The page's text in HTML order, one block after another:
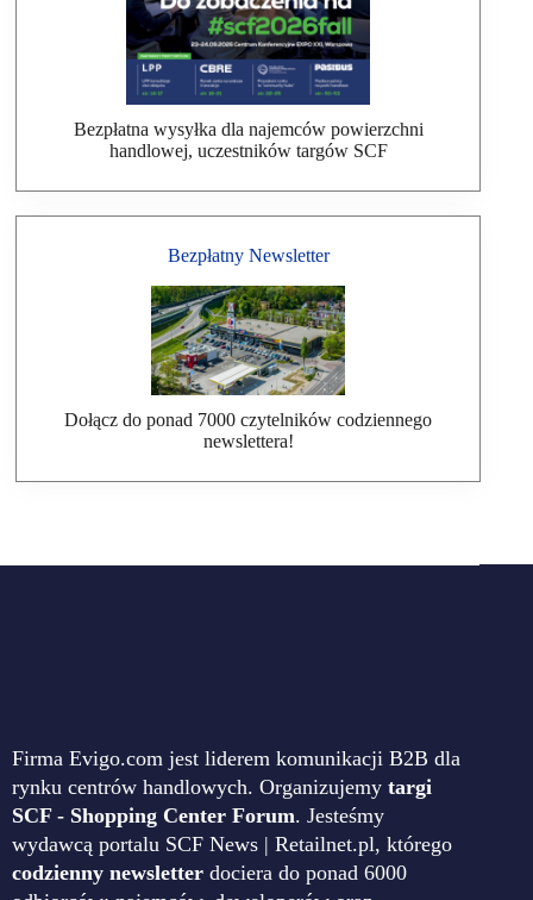
Bezpłatna wysyłka dla najemców powierzchni
handlowej, uczestników targów SCF
Bezpłatny Newsletter
Dołącz do ponad 7000 czytelników codziennego
newslettera!
Firma Evigo.com jest liderem komunikacji B2B dla
rynku centrów handlowych. Organizujemy targi
SCF - Shopping Center Forum. Jesteśmy
wydawcą portalu SCF News | Retailnet.pl, którego
codzienny newsletter dociera do ponad 6000